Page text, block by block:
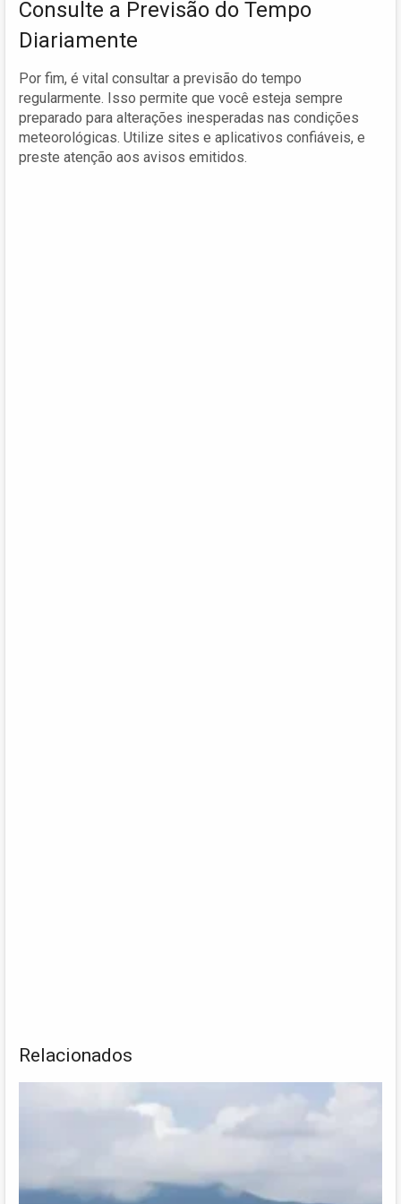
Consulte a Previsão do Tempo
Diariamente
Por fim, é vital consultar a previsão do tempo
regularmente. Isso permite que você esteja sempre
preparado para alterações inesperadas nas condições
meteorológicas. Utilize sites e aplicativos confiáveis, e
preste atenção aos avisos emitidos.
Relacionados